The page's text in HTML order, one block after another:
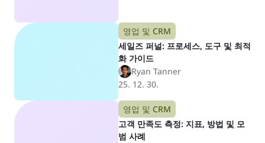
영업 및 CRM
세일즈 퍼널: 프로세스, 도구 및 최적
화 가이드
Ryan Tanner
25. 12. 30.
영업 및 CRM
고객 만족도 측정: 지표, 방법 및 모
범 사례